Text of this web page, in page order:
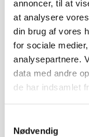
annoncer, til at
at analysere
din brug af vores
for sociale
analysepartnere.
data med andre
de har indsamlet
Nødvendig